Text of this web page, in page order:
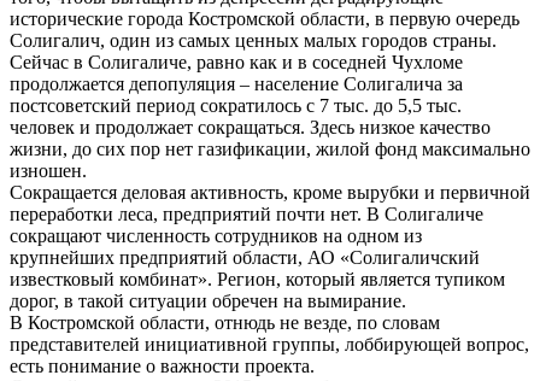
исторические города Костромской области, в первую очередь
Солигалич, один из самых ценных малых городов страны.
Сейчас в Солигаличе, равно как и в соседней Чухломе
продолжается депопуляция – население Солигалича за
постсоветский период сократилось с 7 тыс. до 5,5 тыс.
человек и продолжает сокращаться. Здесь низкое качество
жизни, до сих пор нет газификации, жилой фонд максимально
изношен.
Сокращается деловая активность, кроме вырубки и первичной
переработки леса, предприятий почти нет. В Солигаличе
сокращают численность сотрудников на одном из
крупнейших предприятий области, АО «Солигаличский
известковый комбинат». Регион, который является тупиком
дорог, в такой ситуации обречен на вымирание.
В Костромской области, отнюдь не везде, по словам
представителей инициативной группы, лоббирующей вопрос,
есть понимание о важности проекта.